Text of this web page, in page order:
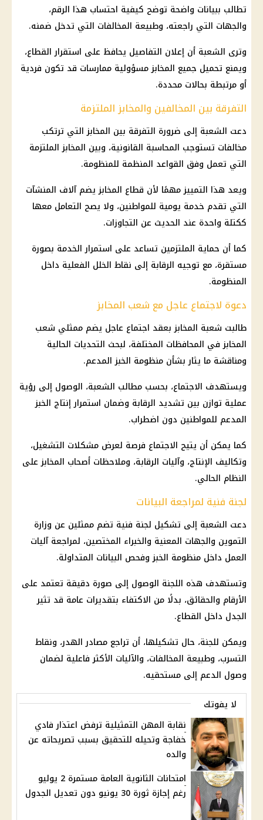
تطالب ببيانات واضحة توضح كيفية احتساب هذا الرقم،
والجهات التي راجعته، وطبيعة المخالفات التي تدخل ضمنه.
وترى الشعبة أن إعلان التفاصيل يحافظ على استقرار القطاع،
ويمنع تحميل جميع المخابز مسؤولية ممارسات قد تكون فردية
أو مرتبطة بحالات محددة.
التفرقة بين المخالفين والمخابز الملتزمة
دعت الشعبة إلى ضرورة التفرقة بين المخابز التي ترتكب
مخالفات تستوجب المحاسبة القانونية، وبين المخابز الملتزمة
التي تعمل وفق القواعد المنظمة للمنظومة.
ويعد هذا التمييز مهمًا لأن قطاع المخابز يضم آلاف المنشآت
التي تقدم خدمة يومية للمواطنين، ولا يصح التعامل معها
ككتلة واحدة عند الحديث عن التجاوزات.
كما أن حماية الملتزمين تساعد على استمرار الخدمة بصورة
مستقرة، مع توجيه الرقابة إلى نقاط الخلل الفعلية داخل
المنظومة.
دعوة لاجتماع عاجل مع شعب المخابز
طالبت شعبة المخابز بعقد اجتماع عاجل يضم ممثلي شعب
المخابز في المحافظات المختلفة، لبحث التحديات الحالية
ومناقشة ما يثار بشأن منظومة الخبز المدعم.
ويستهدف الاجتماع، بحسب مطالب الشعبة، الوصول إلى رؤية
عملية توازن بين تشديد الرقابة وضمان استمرار إنتاج الخبز
المدعم للمواطنين دون اضطراب.
كما يمكن أن يتيح الاجتماع فرصة لعرض مشكلات التشغيل،
وتكاليف الإنتاج، وآليات الرقابة، وملاحظات أصحاب المخابز على
النظام الحالي.
لجنة فنية لمراجعة البيانات
دعت الشعبة إلى تشكيل لجنة فنية تضم ممثلين عن وزارة
التموين والجهات المعنية والخبراء المختصين، لمراجعة آليات
العمل داخل منظومة الخبز وفحص البيانات المتداولة.
وتستهدف هذه اللجنة الوصول إلى صورة دقيقة تعتمد على
الأرقام والحقائق، بدلًا من الاكتفاء بتقديرات عامة قد تثير
الجدل داخل القطاع.
ويمكن للجنة، حال تشكيلها، أن تراجع مصادر الهدر، ونقاط
التسرب، وطبيعة المخالفات، والآليات الأكثر فاعلية لضمان
وصول الدعم إلى مستحقيه.
لا يفوتك
نقابة المهن التمثيلية ترفض اعتذار فادي
خفاجة وتحيله للتحقيق بسبب تصريحاته عن
والده
امتحانات الثانوية العامة مستمرة 2 يوليو
رغم إجازة ثورة 30 يونيو دون تعديل الجدول